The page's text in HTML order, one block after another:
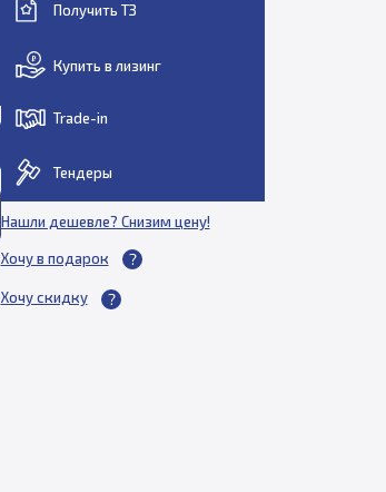
Получить ТЗ
Купить в лизинг
Trade-in
Тендеры
Нашли дешевле? Снизим цену!
Хочу в подарок
Хочу скидку